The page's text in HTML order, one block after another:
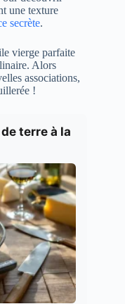
une texture
secrète.
vierge parfaite
Alors
associations,
!
terre à la